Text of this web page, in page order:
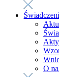
O